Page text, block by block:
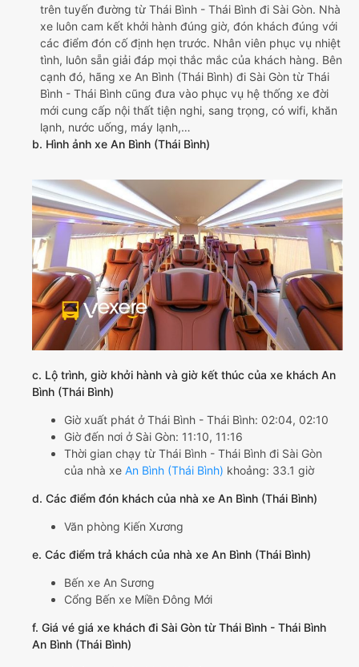
trên tuyến đường từ Thái Bình - Thái Bình đi Sài Gòn. Nhà
xe luôn cam kết khởi hành đúng giờ, đón khách đúng với
các điểm đón cố định hẹn trước. Nhân viên phục vụ nhiệt
tình, luôn sẵn giải đáp mọi thắc mắc của khách hàng. Bên
cạnh đó, hãng xe An Bình (Thái Bình) đi Sài Gòn từ Thái
Bình - Thái Bình cũng đưa vào phục vụ hệ thống xe đời
mới cung cấp nội thất tiện nghi, sang trọng, có wifi, khăn
lạnh, nước uống, máy lạnh,…
b. Hình ảnh xe An Bình (Thái Bình)
c. Lộ trình, giờ khởi hành và giờ kết thúc của xe khách An
Bình (Thái Bình)
Giờ xuất phát ở Thái Bình - Thái Bình: 02:04, 02:10
Giờ đến nơi ở Sài Gòn: 11:10, 11:16
Thời gian chạy từ Thái Bình - Thái Bình đi Sài Gòn
của nhà xe An Bình (Thái Bình) khoảng: 33.1 giờ
d. Các điểm đón khách của nhà xe An Bình (Thái Bình)
Văn phòng Kiến Xương
e. Các điểm trả khách của nhà xe An Bình (Thái Bình)
Bến xe An Sương
Cổng Bến xe Miền Đông Mới
f. Giá vé giá xe khách đi Sài Gòn từ Thái Bình - Thái Bình
An Bình (Thái Bình)